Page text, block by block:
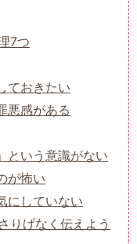
7つ
ておきたい
悪感がある
という意識がない
が怖い
にしていない
りげなく伝えよう